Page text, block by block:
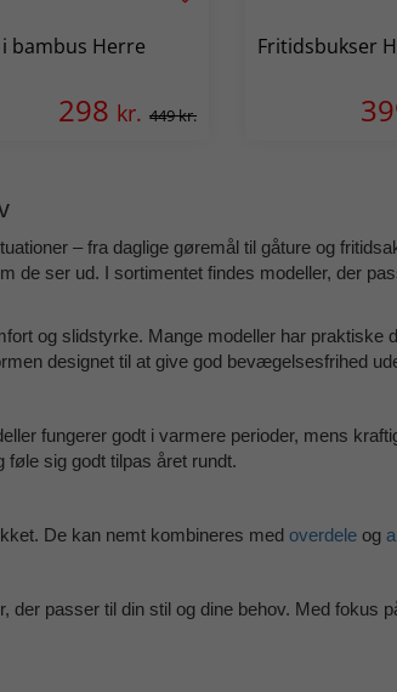
bambus Herre
298 kr. 449 kr.
Fritidsbukser
– fra daglige gøremål til gåture og
de ser ud. I sortimentet findes modeller, der
og slidstyrke. Mange modeller har
designet til at give god bevægelsesfrihed
fungerer godt i varmere perioder, mens
sig godt tilpas året rundt.
De kan nemt kombineres med overdele og
der passer til din stil og dine behov. Med fokus